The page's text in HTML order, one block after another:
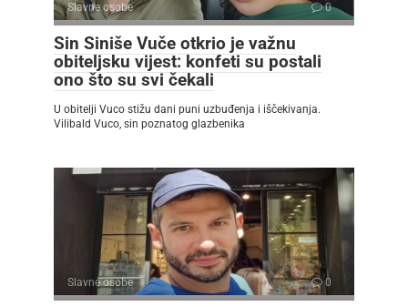
Slavne osobe 0
Sin Siniše Vuče otkrio je važnu
obiteljsku vijest: konfeti su postali
ono što su svi čekali
U obitelji Vuco stižu dani puni uzbuđenja i iščekivanja.
Vilibald Vuco, sin poznatog glazbenika
Slavne osobe 0